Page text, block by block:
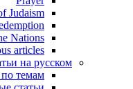
Judaism
Nations
articles
на русском
темам